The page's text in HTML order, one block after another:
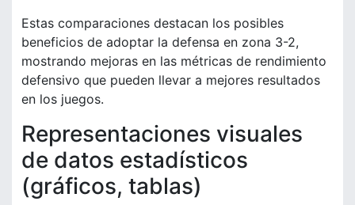
Estas comparaciones destacan los posibles
beneficios de adoptar la defensa en zona 3-2,
mostrando mejoras en las métricas de rendimiento
defensivo que pueden llevar a mejores resultados
en los juegos.
Representaciones visuales
de datos estadísticos
(gráficos, tablas)